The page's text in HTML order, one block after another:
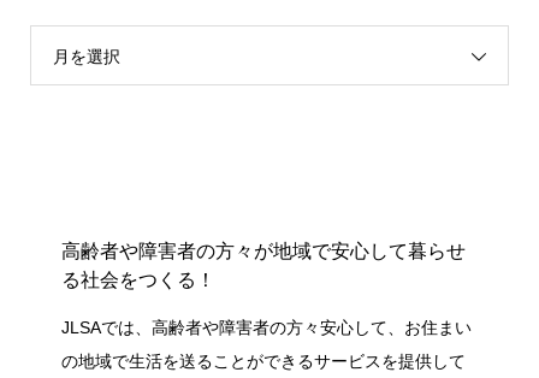
月を選択
高齢者や障害者の方々が地域で安心して暮らせ
る社会をつくる！
JLSAでは、高齢者や障害者の方々安心して、お住まい
の地域で生活を送ることができるサービスを提供して